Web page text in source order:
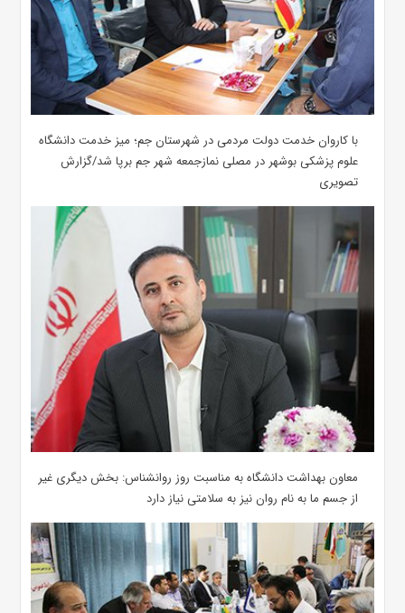
با کاروان خدمت دولت مردمی در شهرستان جم؛ میز خدمت دانشگاه
علوم پزشکی بوشهر در مصلی نمازجمعه شهر جم برپا شد/گزارش
تصویری
معاون بهداشت دانشگاه به مناسبت روز روانشناس: بخش دیگری غیر
از جسم ما به نام روان نیز به سلامتی نیاز دارد